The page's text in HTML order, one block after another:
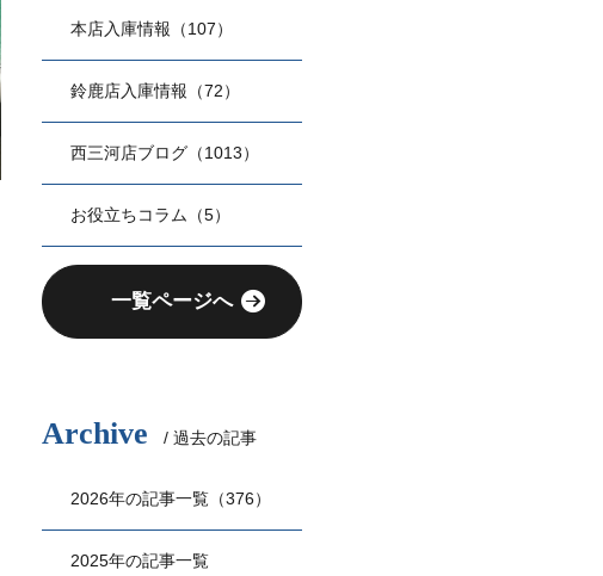
本店入庫情報（107）
鈴鹿店入庫情報（72）
西三河店ブログ（1013）
お役立ちコラム（5）
一覧ページへ
Archive / 過去の記事
2026年の記事一覧（376）
2025年の記事一覧